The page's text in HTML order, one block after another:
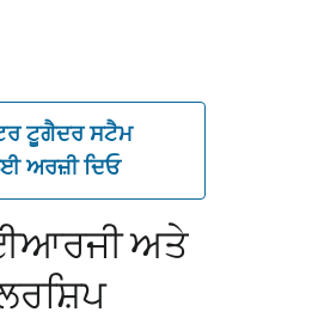
ਟੂਗੈਦਰ ਸਟੈਮ
ਅਰਜ਼ੀ ਦਿਓ
ਅਤੇ